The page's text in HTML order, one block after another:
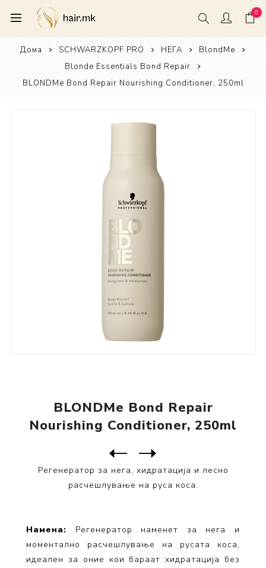
0
Дома SCHWARZKOPF PRO НЕГА
BlondMe
Blonde Essentials Bond Repair
BLONDMe Bond Repair Nourishing Conditioner, 250ml
BLONDMe Bond Repair
Nourishing Conditioner, 250ml
Регенератор за нега, хидратација и лесно
расчешлување на руса коса.
Намена: Регенератор наменет за нега и
моментално расчешлување на русата коса,
идеален за оние кои бараат хидратација без